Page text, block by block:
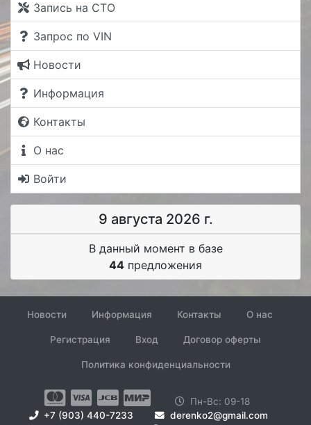
Запись на СТО
Запрос по VIN
Новости
Информация
Контакты
О нас
Войти
9 августа 2026 г.
В данный момент в базе
44 предложения
Новости Информация Контакты О нас
Регистрация Вход Договор оферты
Политика конфиденциальности
Пн-Вс: 09-18
+7 (903) 440-7233
derenko2@gmail.com